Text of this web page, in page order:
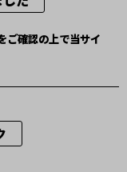
ご確認の上で当サイ